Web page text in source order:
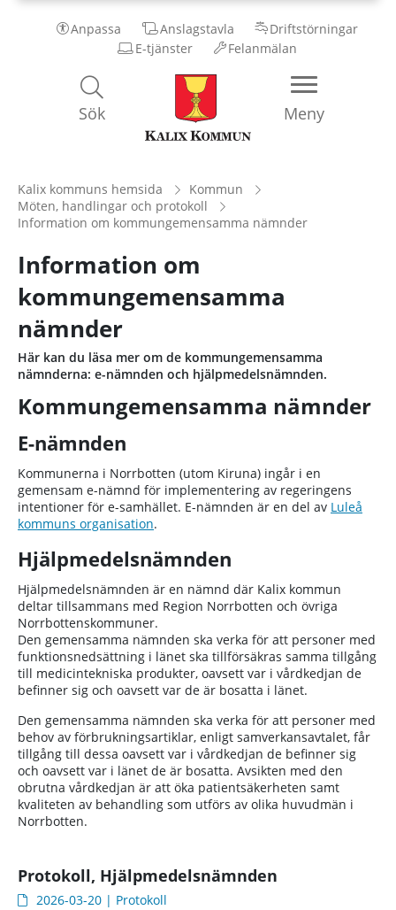
Anpassa Anslagstavla
Driftstörningar
E-tjänster
Felanmälan
Kalix
Kommun
Meny
Sök
Kalix kommuns hemsida
Kommun
Möten, handlingar och protokoll
Information om kommungemensamma nämnder
Information om
kommungemensamma
nämnder
Här kan du läsa mer om de kommungemensamma
nämnderna: e-nämnden och hjälpmedelsnämnden.
Kommungemensamma nämnder
E-nämnden
Kommunerna i Norrbotten (utom Kiruna) ingår i en
gemensam e-nämnd för implementering av regeringens
intentioner för e-samhället. E-nämnden är en del av Luleå
kommuns organisation.
Hjälpmedelsnämnden
Hjälpmedelsnämnden är en nämnd där Kalix kommun
deltar tillsammans med Region Norrbotten och övriga
Norrbottenskommuner.
Den gemensamma nämnden ska verka för att personer med
funktionsnedsättning i länet ska tillförsäkras samma tillgång
till medicintekniska produkter, oavsett var i vårdkedjan de
befinner sig och oavsett var de är bosatta i länet.
Den gemensamma nämnden ska verka för att personer med
behov av förbrukningsartiklar, enligt samverkansavtalet, får
tillgång till dessa oavsett var i vårdkedjan de befinner sig
och oavsett var i länet de är bosatta. Avsikten med den
obrutna vårdkedjan är att öka patientsäkerheten samt
kvaliteten av behandling som utförs av olika huvudmän i
Norrbotten.
Protokoll, Hjälpmedelsnämnden
2026-03-20 | Protokoll